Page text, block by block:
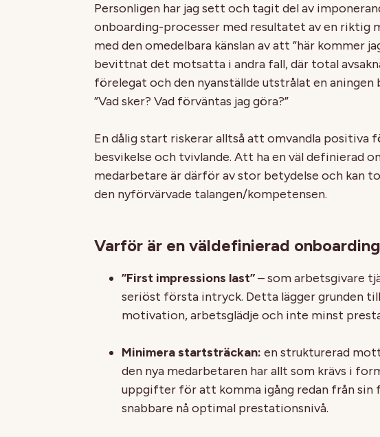
Personligen har jag sett och tagit del av
onboarding-processer med resultatet av en
med den omedelbara känslan av att ”här kommer
bevittnat det motsatta i andra fall, där total
förelegat och den nyanställde utstrålat en aningen
”Vad sker? Vad förväntas jag göra?”
En dålig start riskerar alltså att omvandla positiva
besvikelse och tvivlande. Att ha en väl definierad
medarbetare är därför av stor betydelse och kan
den nyförvärvade talangen/kompetensen.
Varför är en väldefinierad
”First impressions last”– som arbetsgivare
seriöst första intryck. Detta lägger grunden
motivation, arbetsglädje och inte minst
Minimera startsträckan: en strukturerad
den nya medarbetaren har allt som krävs i
uppgifter för att komma igång redan från sin
snabbare nå optimal prestationsnivå.